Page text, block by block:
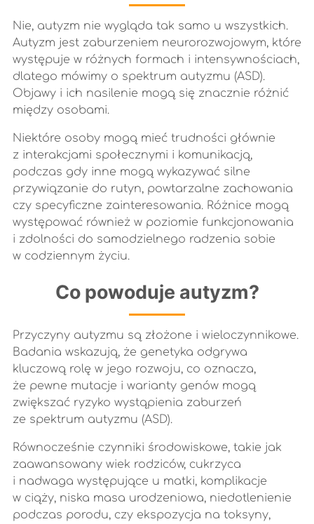
Nie, autyzm nie wygląda tak samo u wszystkich.
Autyzm jest zaburzeniem neurorozwojowym, które
występuje w różnych formach i intensywnościach,
dlatego mówimy o spektrum autyzmu (ASD).
Objawy i ich nasilenie mogą się znacznie różnić
między osobami.
Niektóre osoby mogą mieć trudności głównie
z interakcjami społecznymi i komunikacją,
podczas gdy inne mogą wykazywać silne
przywiązanie do rutyn, powtarzalne zachowania
czy specyficzne zainteresowania. Różnice mogą
występować również w poziomie funkcjonowania
i zdolności do samodzielnego radzenia sobie
w codziennym życiu.
Co powoduje autyzm?
Przyczyny autyzmu są złożone i wieloczynnikowe.
Badania wskazują, że genetyka odgrywa
kluczową rolę w jego rozwoju, co oznacza,
że pewne mutacje i warianty genów mogą
zwiększać ryzyko wystąpienia zaburzeń
ze spektrum autyzmu (ASD).
Równocześnie czynniki środowiskowe, takie jak
zaawansowany wiek rodziców, cukrzyca
i nadwaga występujące u matki, komplikacje
w ciąży, niska masa urodzeniowa, niedotlenienie
podczas porodu, czy ekspozycja na toksyny,